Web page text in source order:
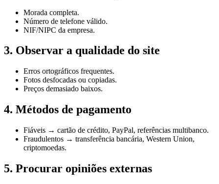
Morada completa.
Número de telefone válido.
NIF/NIPC da empresa.
3. Observar a qualidade do site
Erros ortográficos frequentes.
Fotos desfocadas ou copiadas.
Preços demasiado baixos.
4. Métodos de pagamento
Fiáveis → cartão de crédito, PayPal, referências multibanco.
Fraudulentos → transferência bancária, Western Union,
criptomoedas.
5. Procurar opiniões externas